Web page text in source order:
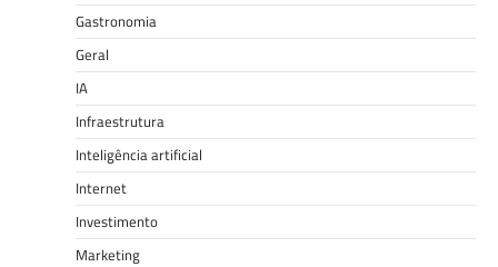
Gastronomia
Geral
IA
Infraestrutura
Inteligência artificial
Internet
Investimento
Marketing